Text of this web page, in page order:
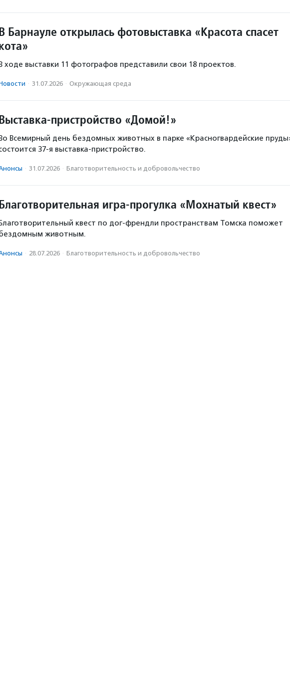
Барнауле открылась фотовыставка «Красота спасет
ходе выставки 11 фотографов представили свои 18 проектов.
· 31.07.2026 · Окружающая среда
пристройство «Домой!»
Всемирный день бездомных животных в парке «Красногвардейские
37-я выставка-пристройство.
· 31.07.2026 · Благотвори­тель­ность и доброволь­чест­во
игра-прогулка «Мохнатый квест»
квест по дог-френдли пространствам Томска поможет
животным.
· 28.07.2026 · Благотвори­тель­ность и доброволь­чест­во